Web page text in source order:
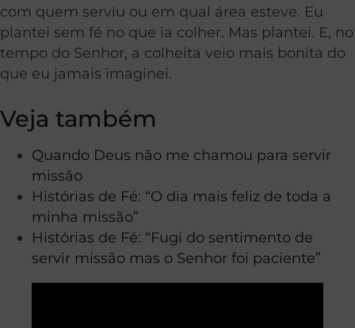
com quem serviu ou em qual área esteve. Eu
plantei sem fé no que ia colher. Mas plantei. E, no
tempo do Senhor, a colheita veio mais bonita do
que eu jamais imaginei.
Veja também
Quando Deus não me chamou para servir
missão
Histórias de Fé: “O dia mais feliz de toda a
minha missão”
Histórias de Fé: “Fugi do sentimento de
servir missão mas o Senhor foi paciente”